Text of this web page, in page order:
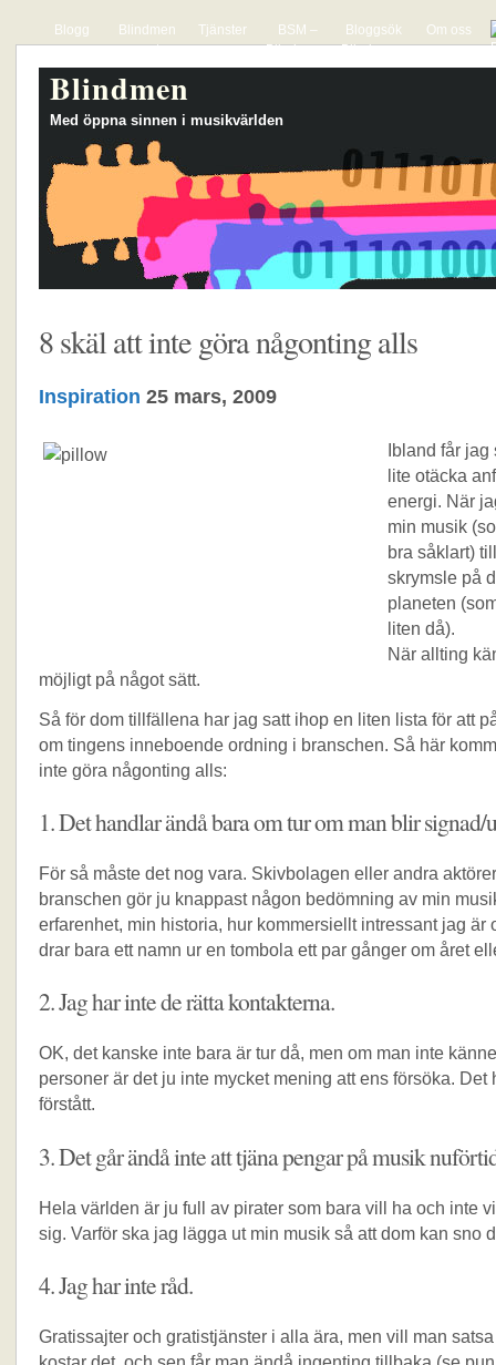
Blogg
Blindmen
presenterar
The Hyper
Actives
Tjänster
BSM –
Blindmens
lista över
Bloggsök
Blindmens
söktjänst
Om oss
Blindmen
Med öppna sinnen i musikvärlden
8 skäl att inte göra någonting alls
Inspiration 25 mars, 2009
Ibland får
lite otäcka
energi. När
min musik
bra såklart)
skrymsle på
planeten
liten då).
När allting
möjligt på något sätt.
Så för dom tillfällena har jag satt ihop en liten lista för att
om tingens inneboende ordning i branschen. Så här
inte göra någonting alls:
1. Det handlar ändå bara om tur om man blir signad/
För så måste det nog vara. Skivbolagen eller andra
branschen gör ju knappast någon bedömning av min
erfarenhet, min historia, hur kommersiellt intressant jag är
drar bara ett namn ur en tombola ett par gånger om året
2. Jag har inte de rätta kontakterna.
OK, det kanske inte bara är tur då, men om man inte
personer är det ju inte mycket mening att ens försöka. Det
förstått.
3. Det går ändå inte att tjäna pengar på musik
Hela världen är ju full av pirater som bara vill ha och inte
sig. Varför ska jag lägga ut min musik så att dom kan sno
4. Jag har inte råd.
Gratissajter och gratistjänster i alla ära, men vill man